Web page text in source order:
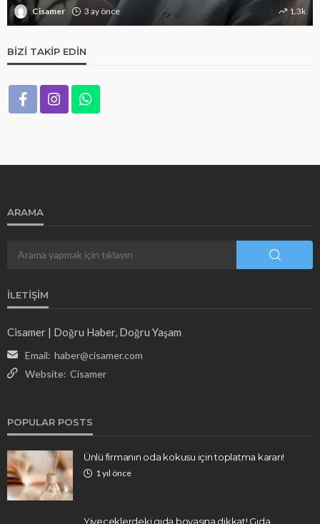
Cisamer 3 ay önce 1.3k
BIZI TAKIP EDIN
ARAMA
İLETIŞIM
Cisamer | Doğru Haber, Doğru Yaşam
Email: haber@cisamer.com
Website: Cisamer
POPULAR POSTS
Ünlü firmanın oda kokusu için toplatma kararı!
1 yıl önce
Yiyeceklerdeki gıda boyasına dikkat! Gıda